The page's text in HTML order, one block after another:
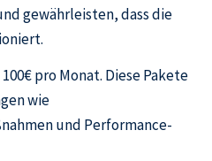
gewährleisten, dass die
pro Monat. Diese Pakete
wie
und Performance-